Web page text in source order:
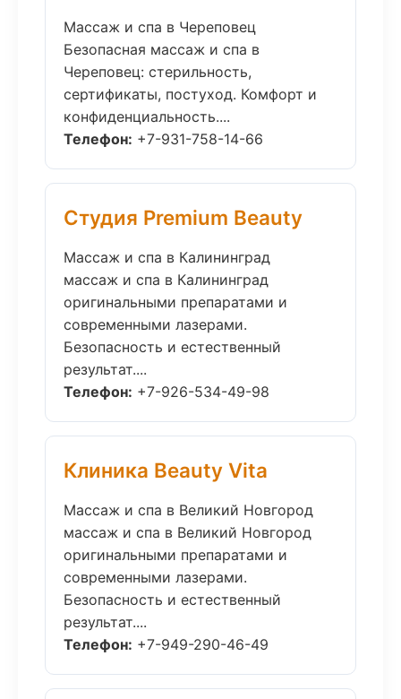
Массаж и спа в Череповец
Безопасная массаж и спа в
Череповец: стерильность,
сертификаты, постуход. Комфорт и
конфиденциальность....
Телефон: +7-931-758-14-66
Студия Premium Beauty
Массаж и спа в Калининград
массаж и спа в Калининград
оригинальными препаратами и
современными лазерами.
Безопасность и естественный
результат....
Телефон: +7-926-534-49-98
Клиника Beauty Vita
Массаж и спа в Великий Новгород
массаж и спа в Великий Новгород
оригинальными препаратами и
современными лазерами.
Безопасность и естественный
результат....
Телефон: +7-949-290-46-49